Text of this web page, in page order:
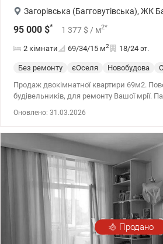
Загорівська (Багговутівська), ЖК
95 000 $* 1 377 $ / м2*
2 кімнати 69/34/15 м2 18/24 эт.
Без ремонту єОселя Новобудова
Продаж двокімнатної квартири 69м2.
будівельників, для ремонту Вашої мрії.
продуктові магазини АТБ, Авокадо,
кілька хвилин ходьби розташовані
маршрутних таксі та автобусів. Усього 10
відокремлюють ЖК від найближчих
«Лук'янівської», «Тараса Шевченка»,
право власності. Підземний паркінг. 044
valion.ua/862322
Оновлено: 31.03.2026
Продано